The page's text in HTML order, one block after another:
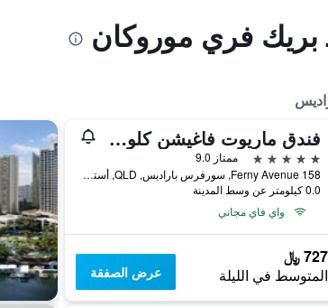
بريك فري موروكان
فندق ماريوت فاغيشن كلوب آت سيرفرز بارادايس
5 نجوم
ممتاز 9.0
158 Ferny Avenue, سورفرس باراديس, QLD, أستراليا
0.0 كيلومتر عن وسط المدينة
واي فاي مجاني
727 ﷼
المتوسط في الليلة عرض الصفقة